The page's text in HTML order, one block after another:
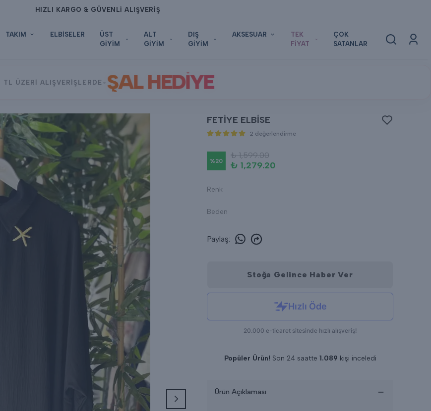
HIZLI KARGO & GÜVENLİ ALIŞVERİŞ
TAKIM ELBİSELER
ÜST
GİYİM
ALT
GİYİM
DIŞ
GİYİM
AKSESUAR
TEK
FİYAT
ÇOK
SATANLAR
ÜZERİ ALIŞVERİŞLERDE ŞAL HEDİYE
FETİYE ELBİSE
2 değerlendirme
%20
₺ 1,599.00
₺ 1,279.20
Renk
Beden
Paylaş:
Stoğa Gelince Haber Ver
Popüler Ürün! Son 24 saatte 1.089 kişi inceledi
Ürün Açıklaması